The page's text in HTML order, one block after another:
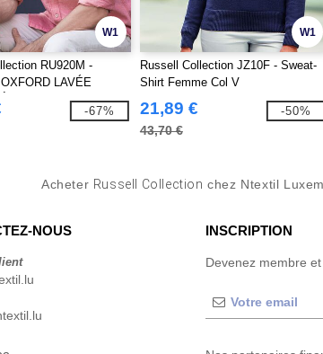
W1
RU920M -
LAVÉE
MANCHES LONGUES
-67%
W1
Russell Collection JZ10F - Sweat-
Shirt Femme Col V
21,89 €
43,70 €
-50%
Acheter Russell Collection chez Ntextil
NOUS INSCRIPTION
Devenez membre